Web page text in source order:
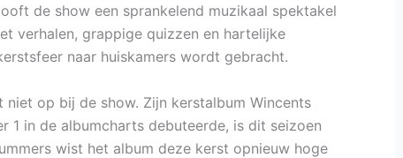
de show een sprankelend muzikaal spektakel
verhalen, grappige quizzen en hartelijke
naar huiskamers wordt gebracht.
op bij de show. Zijn kerstalbum Wincents
1 in de albumcharts debuteerde, is dit seizoen
wist het album deze kerst opnieuw hoge